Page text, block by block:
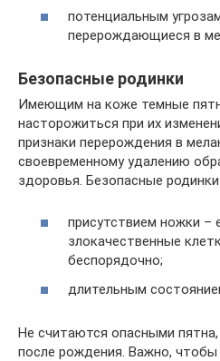
потенциальным
перерождающиеся в
Безопасные родинки
Имеющим на коже темные
насторожиться при их
признаки перерождения в
своевременному удалению
здоровья. Безопасные
присутствием ножки –
злокачественные
беспорядочно;
длительным
Не считаются опасными
после рождения. Важно,